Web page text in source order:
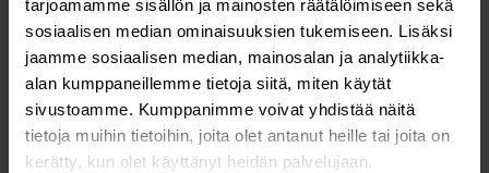
tarjoamamme sisällön ja mainosten räätälöimiseen sekä
sosiaalisen median ominaisuuksien tukemiseen. Lisäksi
jaamme sosiaalisen median, mainosalan ja analytiikka-
alan kumppaneillemme tietoja siitä, miten käytät
sivustoamme. Kumppanimme voivat yhdistää näitä
tietoja muihin tietoihin, joita olet antanut heille tai joita on
kerätty, kun olet käyttänyt heidän palvelujaan.
Yli 75-vuotiaille suositellaan D-vitamiinivalmisteen
käyttöä annoksella 20 mikrogrammaa päivässä ympäri
vuoden. Toki puolet pienempi annos myös heillä voi
riittää, jos ikäihminen käyttää säännöllisesti D-
vitaminoituja maitovalmisteita ja rasvalevitteitä sekä